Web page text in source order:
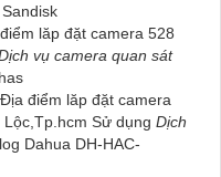
lăp đặt camera 528
vụ camera quan sát
Địa điểm lăp đặt camera
Sử dụng Dịch
Dahua DH-HAC-